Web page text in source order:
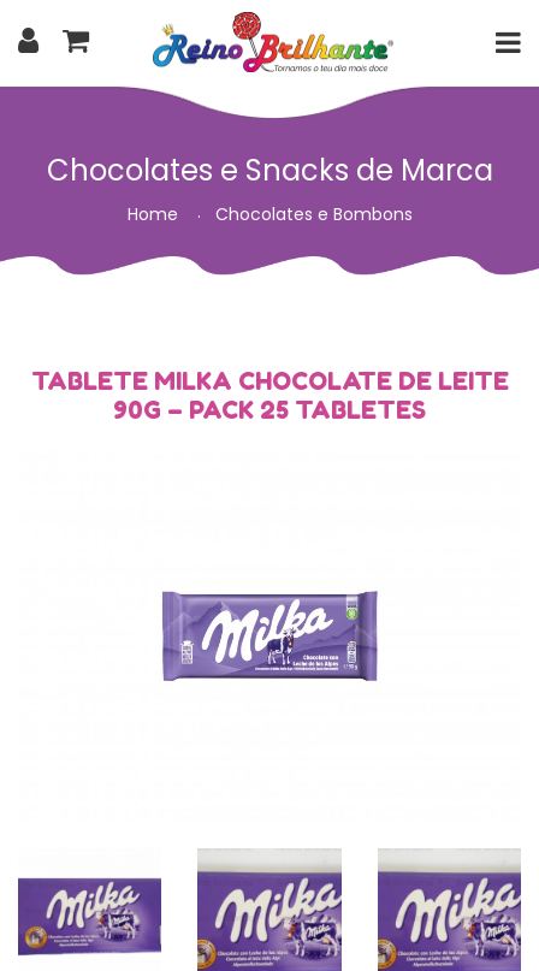
Chocolates e Snacks de Marca
Home Chocolates e Bombons
TABLETE MILKA CHOCOLATE DE LEITE
90G – PACK 25 TABLETES